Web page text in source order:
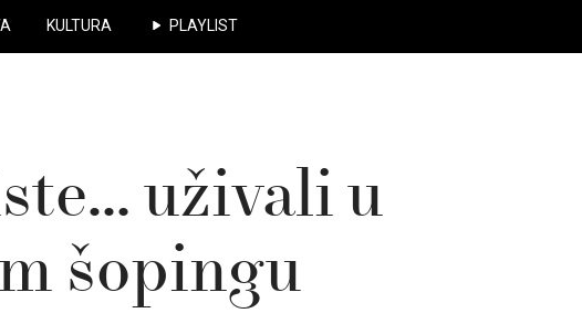
KULTURA PLAYLIST
uživali u
šopingu